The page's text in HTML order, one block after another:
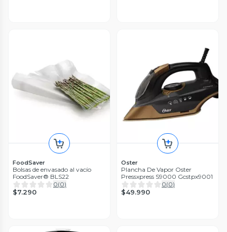
FoodSaver
Bolsas de envasado al vacío
FoodSaver® BLS22
0(0)
$7.290
Oster
Plancha De Vapor Oster
Pressxpress S9000 Gcstpx9001
0(0)
$49.990